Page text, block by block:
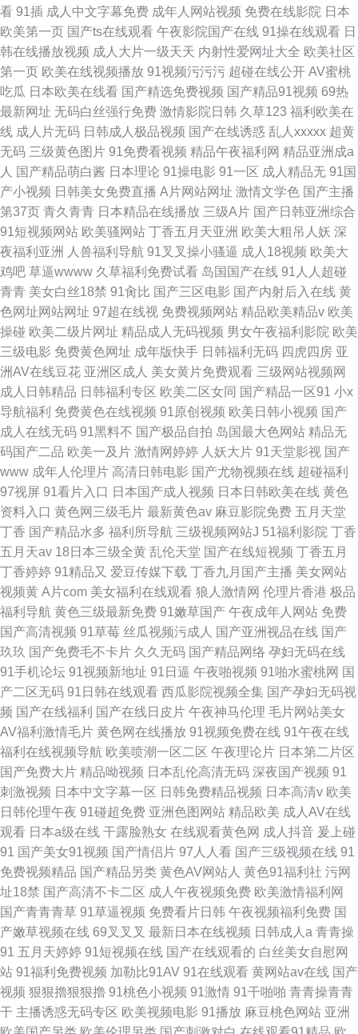
看 91插 成人中文字幕免费 成年人网站视频 免费在线影院 日本
欧美第一页 国产ts在线观看 午夜影院国产在线 91操在线观看 日
韩在线播放视频 成人大片一级天天 内射性爱网址大全 欧美社区
第一页 欧美在线视频播放 91视频污污污 超碰在线公开 AV蜜桃
吃瓜 日本欧美在线看 国产精选免费视频 国产精品91视频 69热
最新网址 无码白丝强行免费 激情影院日韩 久草123 福利欧美在
线 成人片无码 日韩成人极品视频 国产在线诱惑 乱人xxxxx 超黄
无码 三级黄色图片 91免费看视频 精品午夜福利网 精品亚洲成a
人 国产精品萌白酱 日本理论 91操电影 91一区 成人精品无 91国
产小视频 日韩美女免费直播 A片网站网址 激情文学色 国产主播
第37页 青久青青 日本精品在线播放 三级A片 国产日韩亚洲综合
91短视频网站 欧美骚网站 丁香五月天亚洲 欧美大粗吊人妖 深
夜福利亚洲
人兽福利导航 91叉叉操小骚逼 成人18视频 欧美大
鸡吧 草逼wwww 久草福利免费试看 岛国国产在线 91人人超碰
青青 美女白丝18禁 91肏比 国产三区电影 国产内射后入在线 黄
色网址网站网址 97超在线视 免费视频网站 精品欧美精品v 欧美
操碰 欧美二级片网址 精品成人无码视频 男女午夜福利影院 欧美
三级电影 免费黄色网址 成年版快手 日韩福利无码 四虎四房 亚
洲AV在线豆花 亚洲区成人 美女黄片免费观看 三级网站视频网
成人日韩精品 日韩福利专区 欧美二区女同 国产精品一区91 小x
导航福利 免费黄色在线视频 91原创视频 欧美日韩小视频 国产
成人在线无码 91黑料不 国产极品自拍 岛国最大色网站 精品无
码国产二品 欧美一及片 激情网婷婷 人妖大片 91天堂影视 国产
www 成年人伦理片 高清日韩电影 国产尤物视频在线 超碰福利
97视屏 91看片入口 日本国产成人视频 日本日韩欧美在线 黄色
资料入口 黄色网三级毛片 最新黄色av 麻豆影院免费 五月天堂
丁香 国产精品水多 福利所导航 三级视频网站J 51福利影院 丁香
五月天av 18日本三级全黄 乱伦天堂 国产在线短视频 丁香五月
丁香婷婷 91精品又 爱豆传媒下载 丁香九月国产主播 美女网站
视频黄 A片com 美女福利在线观看 狼人激情网 伦理片香港 极品
福利导航 黄色三级最新免费 91嫩草国产 午夜成年人网站 免费
国产高清视频 91草莓 丝瓜视频污成人 国产亚洲视品在线 国产
玖玖 国产免费毛不卡片 久久无码 国产精品网络 孕妇无码在线
91手机论坛 91视频新地址 91日逼 午夜啪视频 91啪水蜜桃网 国
产二区无码 91日韩在线观看 西瓜影院视频全集 国产孕妇无码视
频 国产在线福利 国产在线日皮片 午夜神马伦理 毛片网站美女
AV福利激情毛片 黄色网在线播放 91视频免费在线 91午夜在线
福利在线视频导航 欧美喷潮一区二区 午夜理论片 日本第二片区
国产免费大片 精品呦视频 日本乱伦高清无码 深夜国产视频 91
刺激视频 日本中文字幕一区 日韩免费精品视频 日本高清v 欧美
日韩伦理午夜 91碰超免费 亚洲色图网站 精品欧美 成人AV在线
观看 日本a级在线 干露脸熟女 在线观看黄色网 成人抖音 爰上碰
91 国产美女91视频 国产情侣片 97人人看 国产三级视频在线 91
免费视频精品 国产精品另类 黄色AV网站人 黄色91福利社 污网
址18禁 国产高清不卡二区 成人午夜视频免费 欧美激情福利网
国产青青青草 91草逼视频 免费看片日韩 午夜视频福利免费 国
产嫩草视频在线 69叉叉叉 最新日本在线视频 日韩成人a 青青操
91 五月天婷婷 91短视频在线 国产在线观看的 白丝美女自慰网
站 91福利免费视频 加勒比91AV 91在线观看 黄网站av在线 国产
视频 狠狠擼狠狠擼 91桃色小视频 91激情 91干啪啪 青青操青青
干 主播诱惑无码专区 欧美视频电影 91播放 麻豆桃色网站 亚洲